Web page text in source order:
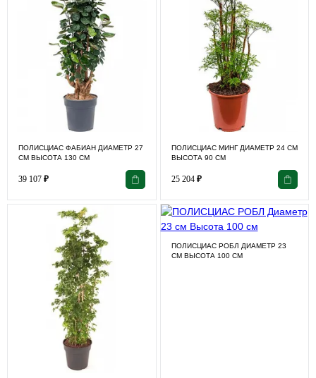
ПОЛИСЦИАС ФАБИАН ДИАМЕТР 27
СМ ВЫСОТА 130 СМ
39 107 ₽
ПОЛИСЦИАС МИНГ ДИАМЕТР 24 СМ
ВЫСОТА 90 СМ
25 204 ₽
ПОЛИСЦИАС РОБЛ ДИАМЕТР 23
СМ ВЫСОТА 100 СМ